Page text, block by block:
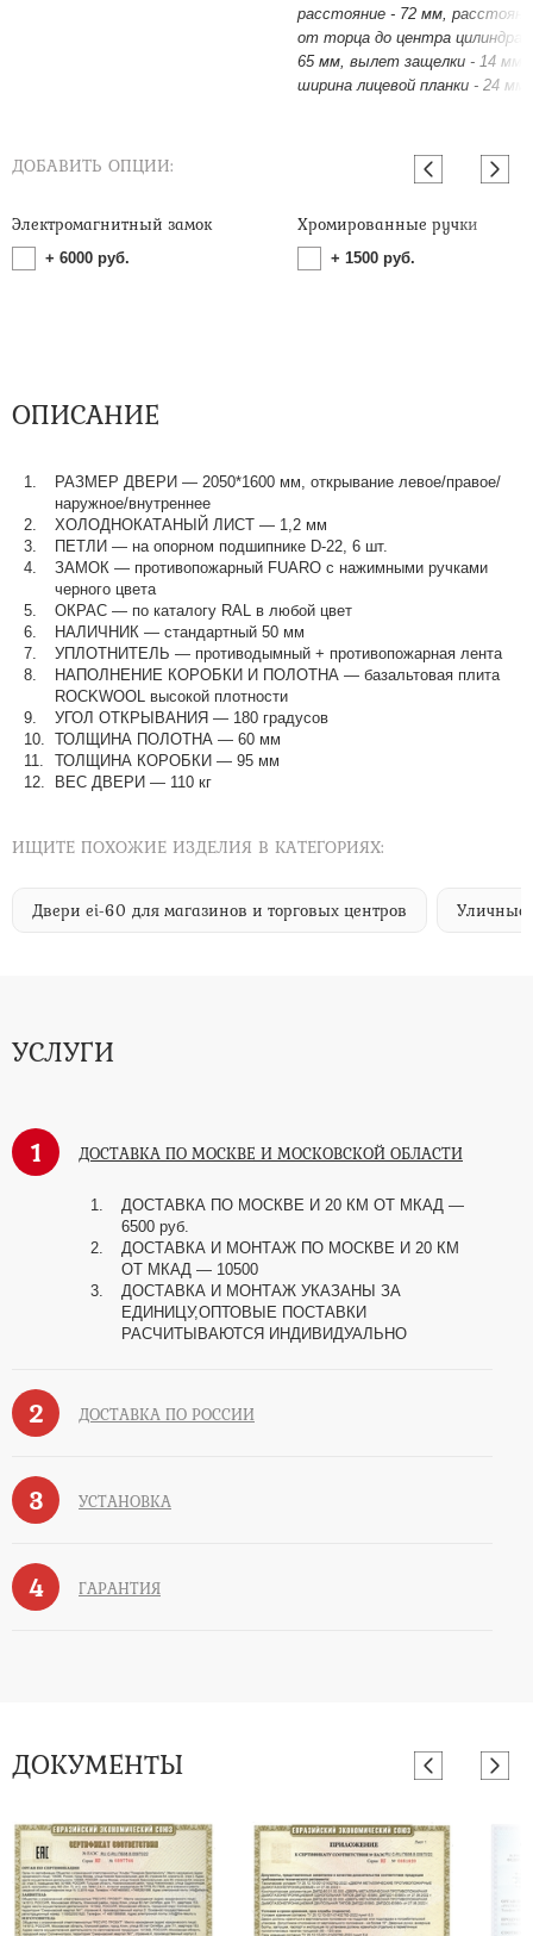
расстояние - 72 мм,
от торца до центра цилиндра -
65 мм, вылет защелки - 14 мм,
ширина лицевой планки - 24 мм.
ДОБАВИТЬ ОПЦИИ:
Электромагнитный замок
+ 6000 руб.
Хромированные ручки
+ 1500 руб.
ОПИСАНИЕ
РАЗМЕР ДВЕРИ — 2050*1600 мм, открывание левое/правое/
наружное/внутреннее
ХОЛОДНОКАТАНЫЙ ЛИСТ — 1,2 мм
ПЕТЛИ — на опорном подшипнике D-22, 6 шт.
ЗАМОК — противопожарный FUARO с нажимными ручками
черного цвета
ОКРАС — по каталогу RAL в любой цвет​​​​​​​
НАЛИЧНИК — стандартный 50 мм
УПЛОТНИТЕЛЬ — противодымный + противопожарная лента
НАПОЛНЕНИЕ КОРОБКИ И ПОЛОТНА — базальтовая плита
ROCKWOOL высокой плотности
УГОЛ ОТКРЫВАНИЯ — 180 градусов
ТОЛЩИНА ПОЛОТНА — 60 мм
ТОЛЩИНА КОРОБКИ — 95 мм
ВЕС ДВЕРИ — 110 кг
ИЩИТЕ ПОХОЖИЕ ИЗДЕЛИЯ В КАТЕГОРИЯХ:
Двери ei-60 для магазинов и торговых центров Уличные
УСЛУГИ
1 ДОСТАВКА ПО МОСКВЕ И МОСКОВСКОЙ ОБЛАСТИ
ДОСТАВКА ПО МОСКВЕ И 20 КМ ОТ МКАД —
6500 руб.
ДОСТАВКА И МОНТАЖ ПО МОСКВЕ И 20 КМ
ОТ МКАД — 10500
ДОСТАВКА И МОНТАЖ УКАЗАНЫ ЗА
ЕДИНИЦУ,ОПТОВЫЕ ПОСТАВКИ
РАСЧИТЫВАЮТСЯ ИНДИВИДУАЛЬНО
2 ДОСТАВКА ПО РОССИИ
3 УСТАНОВКА
4 ГАРАНТИЯ
ДОКУМЕНТЫ